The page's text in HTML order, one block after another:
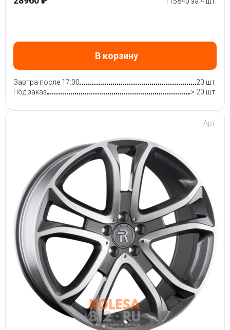
В корзину
Завтра после 17:00
20 шт.
Под заказ
> 20 шт.
Арт: